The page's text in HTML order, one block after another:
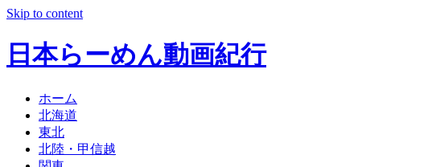
Skip to content
日本らーめん動画紀行
ホーム
北海道
東北
北陸・甲信越